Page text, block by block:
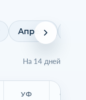
Апрель
На 14 дней
УФ